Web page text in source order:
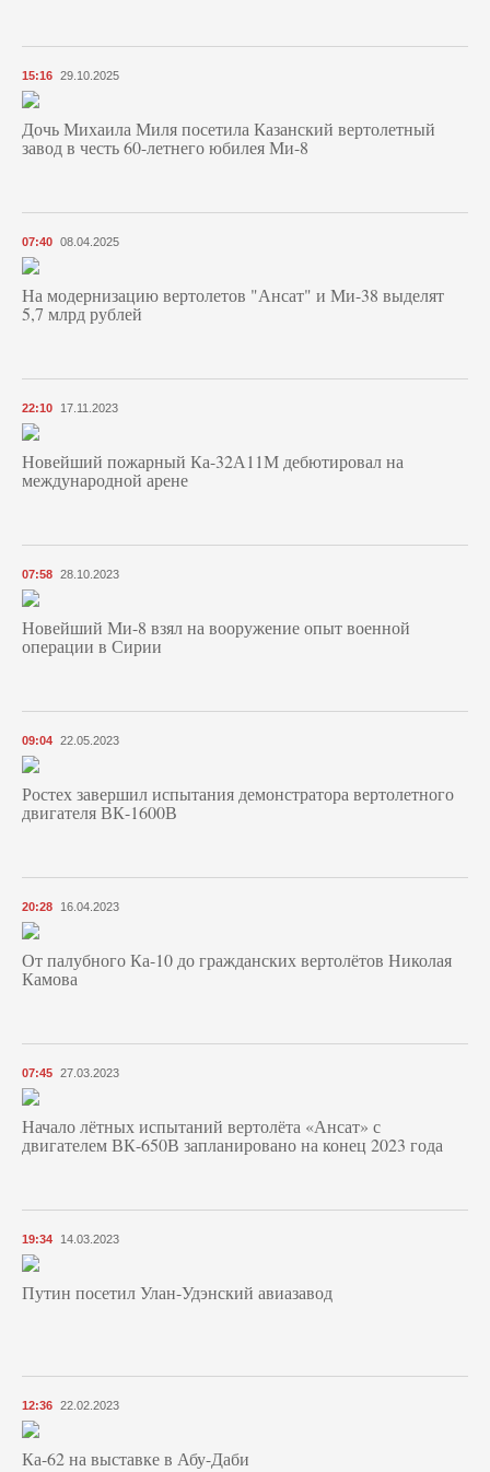
15:16 29.10.2025
Дочь Михаила Миля посетила Казанский вертолетный
завод в честь 60-летнего юбилея Ми-8
07:40 08.04.2025
На модернизацию вертолетов "Ансат" и Ми-38 выделят
5,7 млрд рублей
22:10 17.11.2023
Новейший пожарный Ка-32А11М дебютировал на
международной арене
07:58 28.10.2023
Новейший Ми-8 взял на вооружение опыт военной
операции в Сирии
09:04 22.05.2023
Ростех завершил испытания демонстратора вертолетного
двигателя ВК-1600В
20:28 16.04.2023
От палубного Ка-10 до гражданских вертолётов Николая
Камова
07:45 27.03.2023
Начало лётных испытаний вертолёта «Ансат» с
двигателем ВК-650В запланировано на конец 2023 года
19:34 14.03.2023
Путин посетил Улан-Удэнский авиазавод
12:36 22.02.2023
Ка-62 на выставке в Абу-Даби